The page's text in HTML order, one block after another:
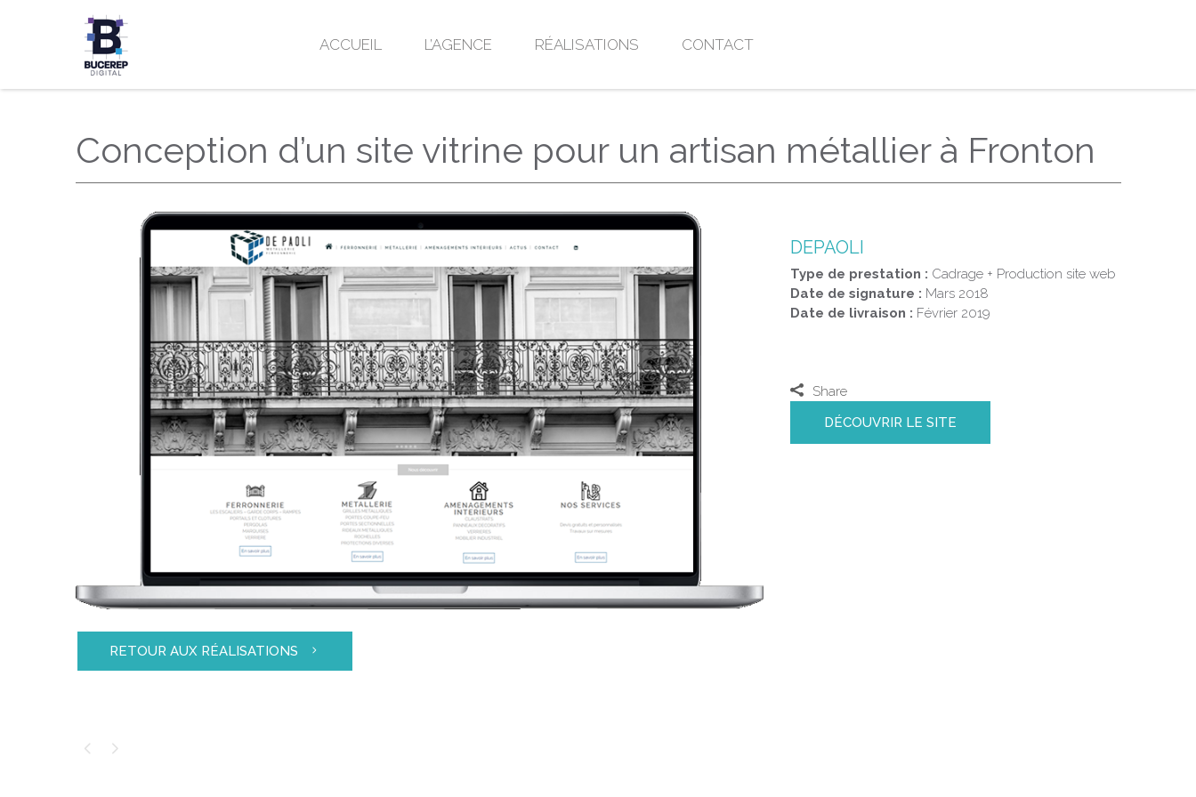
ACCUEIL L’AGENCE RÉALISATIONS CONTACT
Conception d’un site vitrine pour un artisan métallier à Fronton
RETOUR AUX RÉALISATIONS
DEPAOLI
Type de prestation : Cadrage + Production site web
Date de signature : Mars 2018
Date de livraison : Février 2019
Share
DÉCOUVRIR LE SITE